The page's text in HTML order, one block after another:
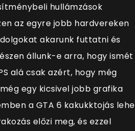
hullámzások
az egyre jobb hardvereken
akarunk futtatni és
állunk-e arra, hogy ismét
alá csak azért, hogy még
egy kicsivel jobb grafika
a GTA 6 kakukktojás
előzi meg, és ezzel